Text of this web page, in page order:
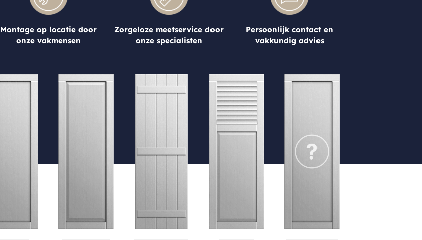
Montage op locatie door
onze vakmensen
Zorgeloze meetservice door
onze specialisten
Persoonlijk contact en
vakkundig advies